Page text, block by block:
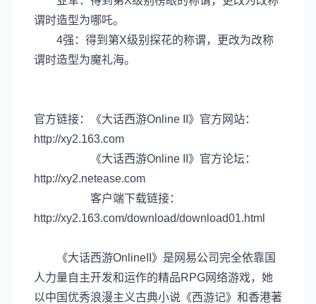
谓时造型为哪吒。
4强：得到第X级别探花的称谓，更改为改称
谓时造型为魔礼海。
官方链接：《大话西游Online II》官方网站：
http://xy2.163.com
《大话西游Online II》官方论坛：
http://xy2.netease.com
客户端下载链接：
http://xy2.163.com/download/download01.html
《大话西游OnlineII》是网易公司完全依靠国
人力量自主开发和运作的精品RPG网络游戏，她
以中国优秀浪漫主义古典小说《西游记》和香港著